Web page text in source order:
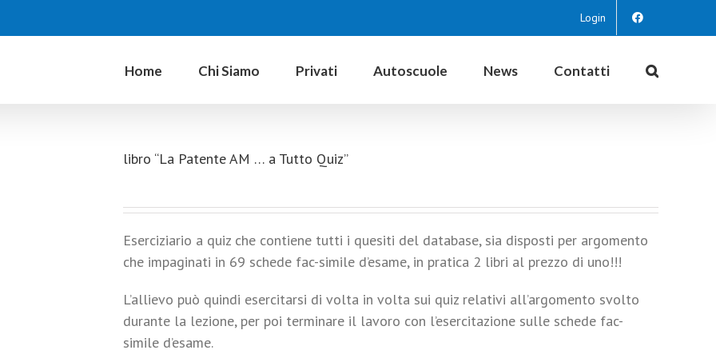
Login
Home Chi Siamo Privati Autoscuole News Contatti
libro “La Patente AM … a Tutto Quiz”
Eserciziario a quiz che contiene tutti i quesiti del database, sia disposti per argomento
che impaginati in 69 schede fac-simile d’esame, in pratica 2 libri al prezzo di uno!!!
L’allievo può quindi esercitarsi di volta in volta sui quiz relativi all’argomento svolto
durante la lezione, per poi terminare il lavoro con l’esercitazione sulle schede fac-
simile d’esame.